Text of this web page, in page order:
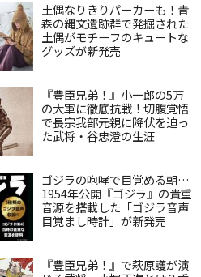
土偶なりきりパーカーも！青
森の縄文遺跡群で発掘された
土偶がモチーフのキュートな
グッズが新発売
『豊臣兄弟！』小一郎の5万
の大軍に徹底抗戦！切腹覚悟
で長宗我部元親に降伏を迫っ
た武将・谷忠澄の生涯
ゴジラの咆哮で目覚める朝…
1954年公開『ゴジラ』の貴重
音源を搭載した「ゴジラ音声
目覚まし時計」が新発売
『豊臣兄弟！』で萩原護が演